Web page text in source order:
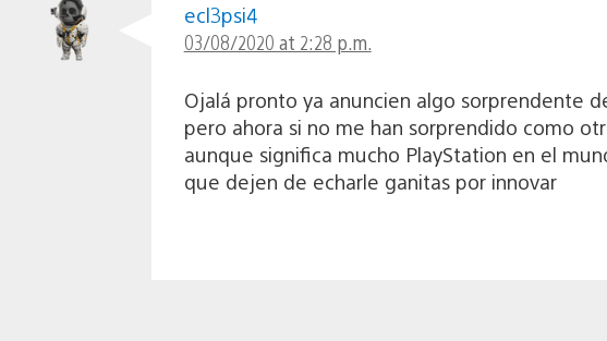
ecl3psi4
03/08/2020 at 2:28 p.m.
Ojalá pronto ya anuncien algo sorprendente
pero ahora si no me han sorprendido como
aunque significa mucho PlayStation en el
que dejen de echarle ganitas por innovar